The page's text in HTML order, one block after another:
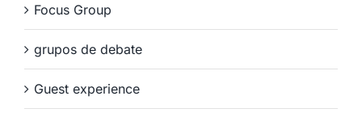
Focus Group
grupos de debate
Guest experience